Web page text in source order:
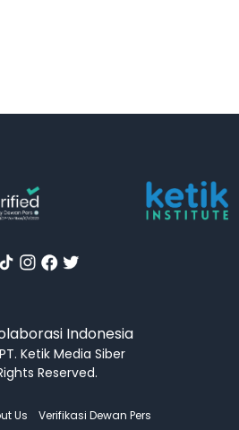
Indonesia
Ketik Media Siber
Reserved.
Us
Verifikasi Dewan Pers